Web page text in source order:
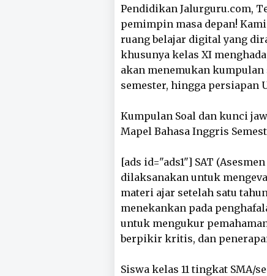
Pendidikan Jalurguru.com,
pemimpin masa depan!
ruang belajar digital yang
khusunya kelas XI
akan menemukan
semester, hingga persiapan
Kumpulan Soal dan kunci
Mapel Bahasa Inggris
[ads id="ads1"] SAT
dilaksanakan untuk
materi ajar setelah satu
menekankan pada
untuk mengukur
berpikir kritis, dan
Siswa kelas 11 tingkat SMA/